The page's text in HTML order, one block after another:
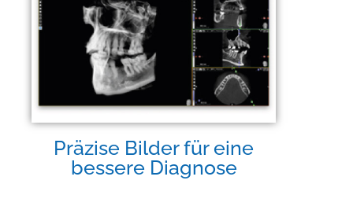
Präzise Bilder für eine
bessere Diagnose